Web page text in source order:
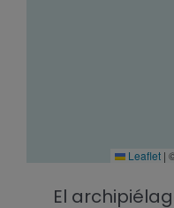
Leaflet |
El